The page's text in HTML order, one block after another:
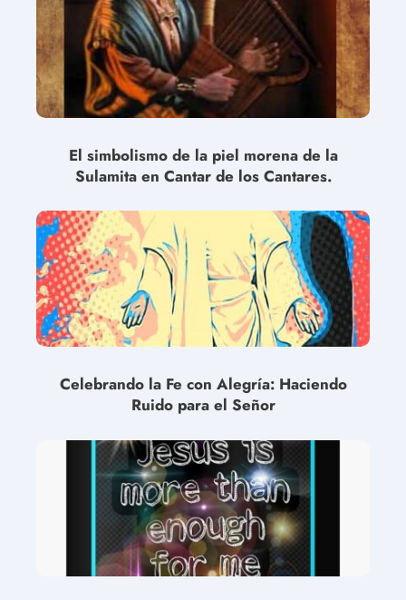
El simbolismo de la piel morena de la
Sulamita en Cantar de los Cantares.
Celebrando la Fe con Alegría: Haciendo
Ruido para el Señor